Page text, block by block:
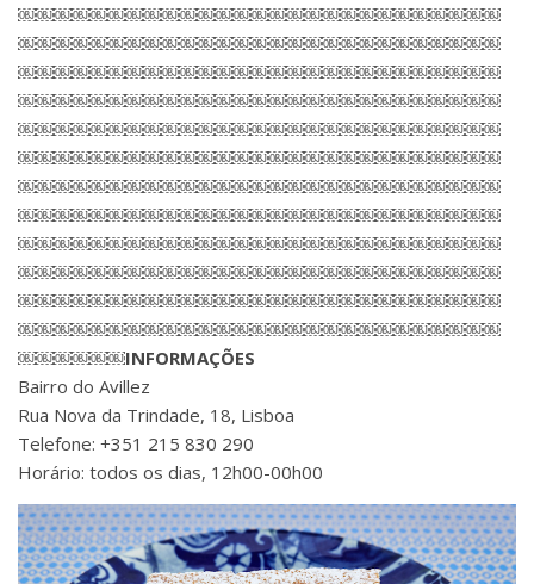
￼￼￼￼￼￼￼￼￼￼￼￼￼￼￼￼￼￼￼￼￼￼￼￼￼￼￼
￼￼￼￼￼￼￼￼￼￼￼￼￼￼￼￼￼￼￼￼￼￼￼￼￼￼￼
￼￼￼￼￼￼￼￼￼￼￼￼￼￼￼￼￼￼￼￼￼￼￼￼￼￼￼
￼￼￼￼￼￼￼￼￼￼￼￼￼￼￼￼￼￼￼￼￼￼￼￼￼￼￼
￼￼￼￼￼￼￼￼￼￼￼￼￼￼￼￼￼￼￼￼￼￼￼￼￼￼￼
￼￼￼￼￼￼￼￼￼￼￼￼￼￼￼￼￼￼￼￼￼￼￼￼￼￼￼
￼￼￼￼￼￼￼￼￼￼￼￼￼￼￼￼￼￼￼￼￼￼￼￼￼￼￼
￼￼￼￼￼￼￼￼￼￼￼￼￼￼￼￼￼￼￼￼￼￼￼￼￼￼￼
￼￼￼￼￼￼￼￼￼￼￼￼￼￼￼￼￼￼￼￼￼￼￼￼￼￼￼
￼￼￼￼￼￼￼￼￼￼￼￼￼￼￼￼￼￼￼￼￼￼￼￼￼￼￼
￼￼￼￼￼￼￼￼￼￼￼￼￼￼￼￼￼￼￼￼￼￼￼￼￼￼￼
￼￼￼￼￼￼￼￼￼￼￼￼￼￼￼￼￼￼￼￼￼￼￼￼￼￼￼
￼￼￼￼￼￼INFORMAÇÕES
Bairro do Avillez
Rua Nova da Trindade, 18, Lisboa
Telefone: +351 215 830 290
Horário: todos os dias, 12h00-00h00